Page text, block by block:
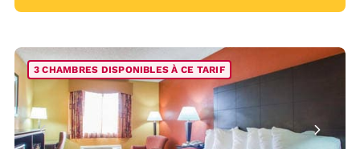
3 CHAMBRES DISPONIBLES À CE TARIF